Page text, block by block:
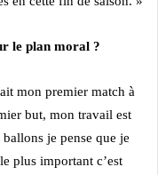
le plan moral ?
mon premier match à
but, mon travail est
je pense que je
plus important c’est